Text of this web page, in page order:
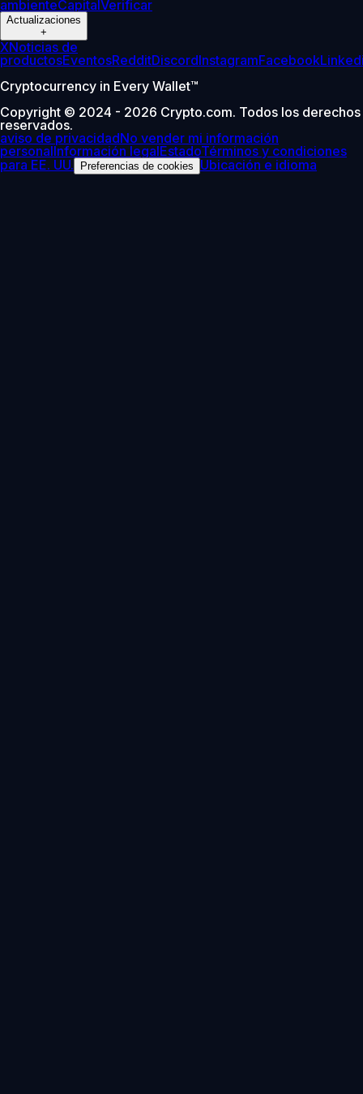
ambienteCapitalVerificar
Actualizaciones
+
XNoticias de
productosEventosRedditDiscordInstagramFacebook
Cryptocurrency in Every Wallet™
Copyright © 2024 - 2026 Crypto.com. Todos los derechos
reservados.
aviso de privacidadNo vender mi información
personalInformación legalEstadoTérminos y condiciones
para EE. UU.
Preferencias de cookies Ubicación e idioma